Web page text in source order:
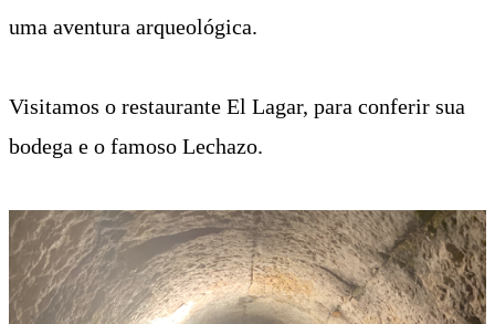
uma aventura arqueológica.
Visitamos o restaurante El Lagar, para conferir sua
bodega e o famoso Lechazo.